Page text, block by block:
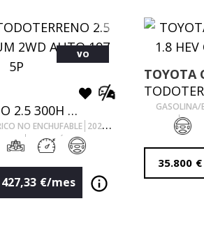
VO
TODOTERRENO 2.5 300H PREMIUM 2WD AUTO 197 5P
NO ENCHUFABLE 2021
197Cv AUTOMÁTICO
427,33 €/mes
TOYOTA
GASOLINA/
4.166
35.800 €